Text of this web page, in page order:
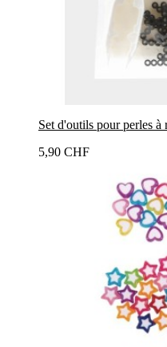
Set d'outils pour perles à
5,90 CHF